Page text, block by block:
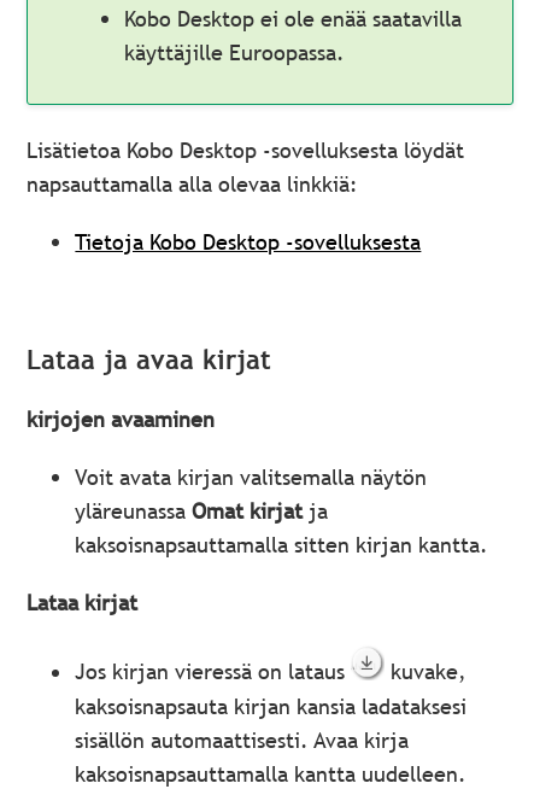
Kobo Desktop ei ole enää saatavilla
käyttäjille Euroopassa.
Lisätietoa Kobo Desktop -sovelluksesta löydät
napsauttamalla alla olevaa linkkiä:
Tietoja Kobo Desktop -sovelluksesta
Lataa ja avaa kirjat
kirjojen avaaminen
Voit avata kirjan valitsemalla näytön
yläreunassaOmat kirjat ja
kaksoisnapsauttamalla sitten kirjan kantta.
Lataa kirjat
Jos kirjan vieressä on lataus
kuvake,
kaksoisnapsauta kirjan kansia ladataksesi
sisällön automaattisesti. Avaa kirja
kaksoisnapsauttamalla kantta uudelleen.